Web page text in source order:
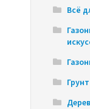
Всё
Грунт